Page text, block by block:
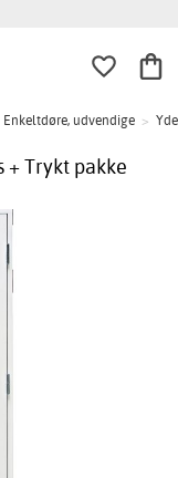
Enkeltdøre, udvendige >
+ Trykt pakke